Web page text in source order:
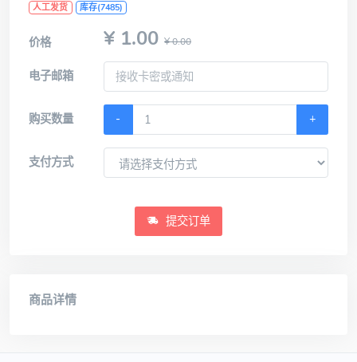
人工发货 库存(7485)
价格 ¥ 1.00 ¥ 0.00
电子邮箱
购买数量 - +
支付方式
提交订单
商品详情